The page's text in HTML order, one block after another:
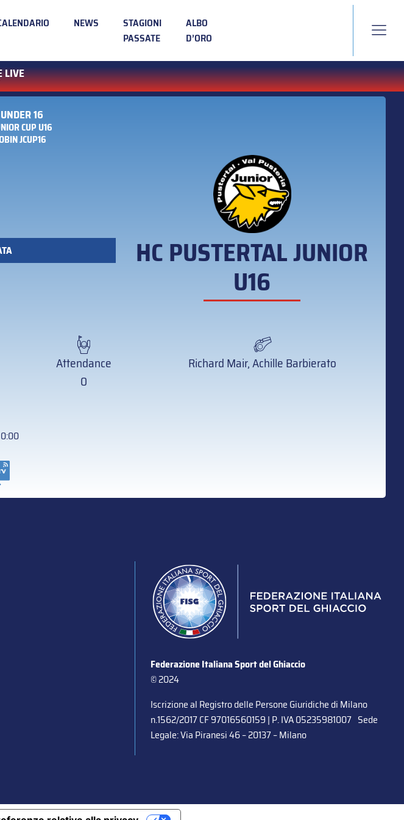
NEWS
STAGIONI
PASSATE
ALBO
D’ORO
LIVE
16
CUP U16
JCUP16
HC PUSTERTAL JUNIOR
U16
Attendance
0
Richard Mair, Achille Barbierato
0:00
Federazione Italiana Sport del Ghiaccio
© 2024
Iscrizione al Registro delle Persone Giuridiche di Milano
n.1562/2017 CF 97016560159 | P. IVA 05235981007 Sede
Legale: Via Piranesi 46 – 20137 – Milano